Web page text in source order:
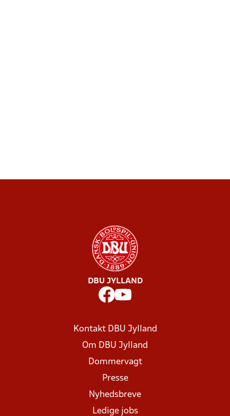
DBU JYLLAND
Kontakt DBU Jylland
Om DBU Jylland
Dommervagt
Presse
Nyhedsbreve
Ledige jobs